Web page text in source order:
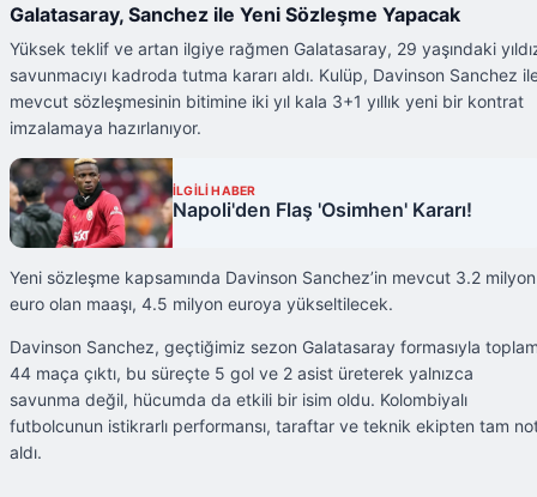
Galatasaray, Sanchez ile Yeni Sözleşme Yapacak
Yüksek teklif ve artan ilgiye rağmen Galatasaray, 29 yaşındaki
savunmacıyı kadroda tutma kararı aldı. Kulüp, Davinson Sanchez
mevcut sözleşmesinin bitimine iki yıl kala 3+1 yıllık yeni bir kontrat
imzalamaya hazırlanıyor.
İLGİLİ HABER
Napoli'den Flaş 'Osimhen' Kararı!
Yeni sözleşme kapsamında Davinson Sanchez’in mevcut 3.2 milyon
euro olan maaşı, 4.5 milyon euroya yükseltilecek.
Davinson Sanchez, geçtiğimiz sezon Galatasaray formasıyla
44 maça çıktı, bu süreçte 5 gol ve 2 asist üreterek yalnızca
savunma değil, hücumda da etkili bir isim oldu. Kolombiyalı
futbolcunun istikrarlı performansı, taraftar ve teknik ekipten tam
aldı.